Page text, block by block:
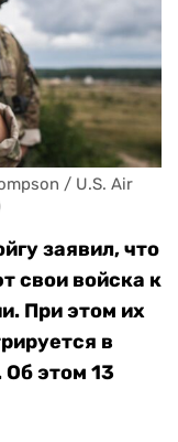
/ U.S. Air
заявил, что
свои войска к
При этом их
в
этом 13